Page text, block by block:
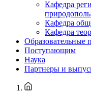
Кафедра
Кафедра
Кафедра
Образовательные
Поступающим
Наука
Партнеры и